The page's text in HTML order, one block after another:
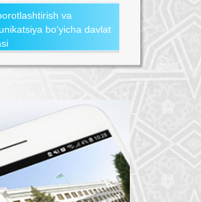
va
bo‘yicha davlat